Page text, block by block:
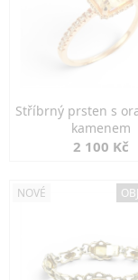
Stříbrný prsten s
kamenem
2 100 Kč
NOVÉ